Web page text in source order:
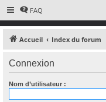
FAQ
Accueil Index du forum
Connexion
Nom d’utilisateur :